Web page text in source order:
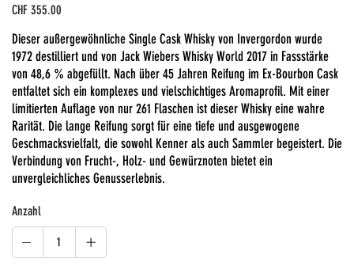
Preis
CHF 355.00
Dieser außergewöhnliche Single Cask Whisky von Invergordon wurde
1972 destilliert und von Jack Wiebers Whisky World 2017 in Fassstärke
von 48,6 % abgefüllt. Nach über 45 Jahren Reifung im Ex-Bourbon Cask
entfaltet sich ein komplexes und vielschichtiges Aromaprofil. Mit einer
limitierten Auflage von nur 261 Flaschen ist dieser Whisky eine wahre
Rarität. Die lange Reifung sorgt für eine tiefe und ausgewogene
Geschmacksvielfalt, die sowohl Kenner als auch Sammler begeistert. Die
Verbindung von Frucht-, Holz- und Gewürznoten bietet ein
unvergleichliches Genusserlebnis.
Anzahl